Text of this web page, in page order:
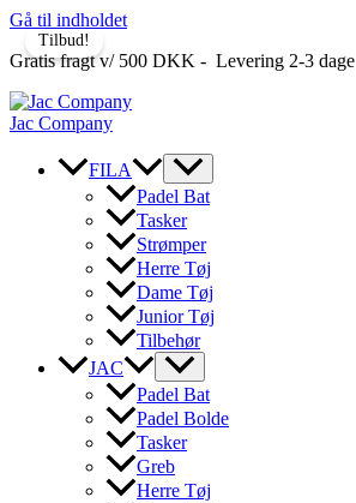
Gå til indholdet
Gratis fragt v/ 500 DKK - Levering 2-3 dage
Jac Company
FILA
Padel Bat
Tasker
Strømper
Herre Tøj
Dame Tøj
Junior Tøj
Tilbehør
JAC
Padel Bat
Padel Bolde
Tasker
Greb
Herre Tøj
Tilbud!